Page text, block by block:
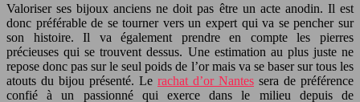
Valoriser ses bijoux anciens ne doit pas être un acte anodin. Il est
donc préférable de se tourner vers un expert qui va se pencher sur
son histoire. Il va également prendre en compte les pierres
précieuses qui se trouvent dessus. Une estimation au plus juste ne
repose donc pas sur le seul poids de l’or mais va se baser sur tous les
atouts du bijou présenté. Le rachat d’or Nantes sera de préférence
confié à un passionné qui exerce dans le milieu depuis de